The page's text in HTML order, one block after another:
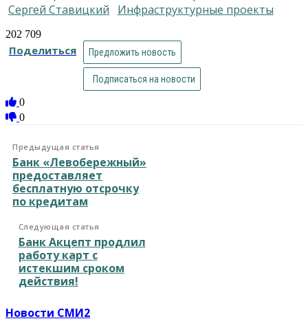
Сергей Ставицкий
инфраструктурные проекты
202 709
Поделиться Предложить новость
Подписаться на новости
0
0
Предыдущая статья
Банк «Левобережный»
предоставляет
бесплатную отсрочку
по кредитам
Следующая статья
Банк Акцепт продлил
работу карт с
истекшим сроком
действия!
Новости СМИ2